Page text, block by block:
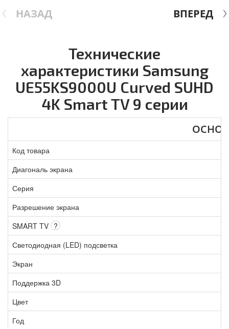
НАЗАД ВПЕРЕД
Технические
характеристики Samsung
UE55KS9000U Curved SUHD
4K Smart TV 9 серии
Код товара
Диагональ экрана
Серия
Разрешение экрана
SMART TV ?
Светодиодная (LED) подсветка
Экран
Поддержка 3D
Цвет
Год